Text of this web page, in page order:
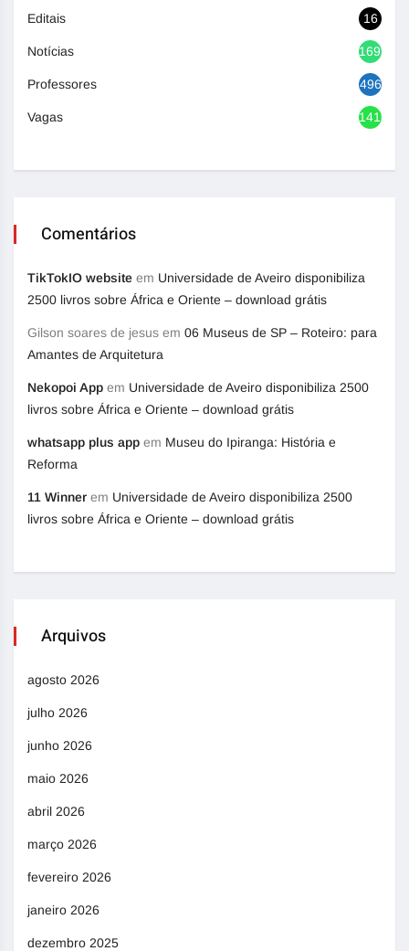
Editais 16
Notícias 1692
Professores 496
Vagas 1416
Comentários
TikTokIO website em Universidade de Aveiro disponibiliza
2500 livros sobre África e Oriente – download grátis
Gilson soares de jesus em 06 Museus de SP – Roteiro: para
Amantes de Arquitetura
Nekopoi App em Universidade de Aveiro disponibiliza 2500
livros sobre África e Oriente – download grátis
whatsapp plus app em Museu do Ipiranga: História e
Reforma
11 Winner em Universidade de Aveiro disponibiliza 2500
livros sobre África e Oriente – download grátis
Arquivos
agosto 2026
julho 2026
junho 2026
maio 2026
abril 2026
março 2026
fevereiro 2026
janeiro 2026
dezembro 2025